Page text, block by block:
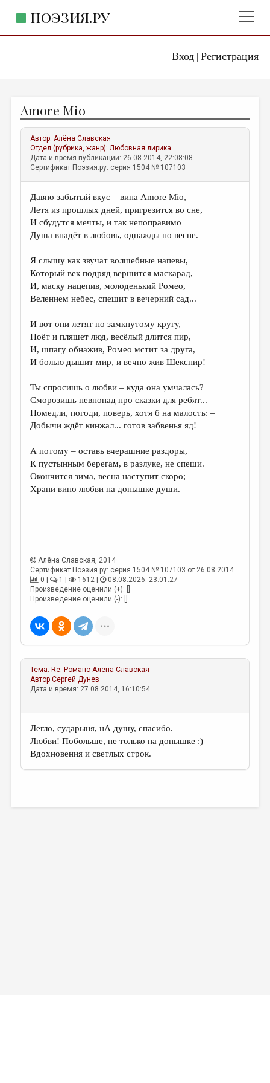
Вход| Регистрация
ПОЭЗИЯ.РУ
ЖАНРЫ
АВТОРЫ
КОММЕНТАРИИ
ЛИТСАЛОН
НОВОСТИ
ПРАВИЛА САЙТА
ИЗБРАННОЕ
ДАЙДЖЕСТ
ПЕРЕВОДЫ
КОНКУРСЫ
КНИЖНАЯ ПОЛКА
ОБЗОР ЛИТЕРАТУРЫ
ОБЪЯВЛЕНИЯ
КОЛОНКА РЕДАКТОРА
ЭССЕИСТИКА
ЛИТЕРАТУРОВЕДЕНИЕ
ПУБЛИЦИСТИКА
ЦИКЛЫ ПУБЛИКАЦИЙ
ТРЕДИАКОВСКИЙ
МЕДИА
ВКОНТАКТЕ
Amore Mio
Автор:Алёна Славская
Отдел (рубрика, жанр):Любовная лирика
Дата и время публикации: 26.08.2014, 22:08:08
Сертификат Поэзия.ру: серия 1504 № 107103
Давно забытый вкус – вина Amore Mio,
Летя из прошлых дней, пригрезится во сне,
И сбудутся мечты, и так непоправимо
Душа впадёт в любовь, однажды по весне.
Я слышу как звучат волшебные напевы,
Который век подряд вершится маскарад,
И, маску нацепив, молоденький Ромео,
Велением небес, спешит в вечерний сад...
И вот они летят по замкнутому кругу,
Поёт и пляшет люд, весёлый длится пир,
И, шпагу обнажив, Ромео мстит за друга,
И болью дышит мир, и вечно жив Шекспир!
Ты спросишь о любви – куда она умчалась?
Сморозишь невпопад про сказки для ребят...
Помедли, погоди, поверь, хотя б на малость: –
Добычи ждёт кинжал... готов забвенья яд!
А потому – оставь вчерашние раздоры,
К пустынным берегам, в разлуке, не спеши.
Окончится зима, весна наступит скоро;
Храни вино любви на донышке души.
Алёна Славская, 2014
Сертификат Поэзия.ру: серия 1504 № 107103 от 26.08.2014
0 |
1 | 1612 |
08.08.2026. 23:01:27
Произведение оценили (+): []
Произведение оценили (-): []
Тема: Re: Романс Алёна Славская
АвторСергей Дунев
Дата и время: 27.08.2014, 16:10:54
Легло, сударыня, нА душу, спасибо.
Любви! Побольше, не только на донышке :)
Вдохновения и светлых строк.